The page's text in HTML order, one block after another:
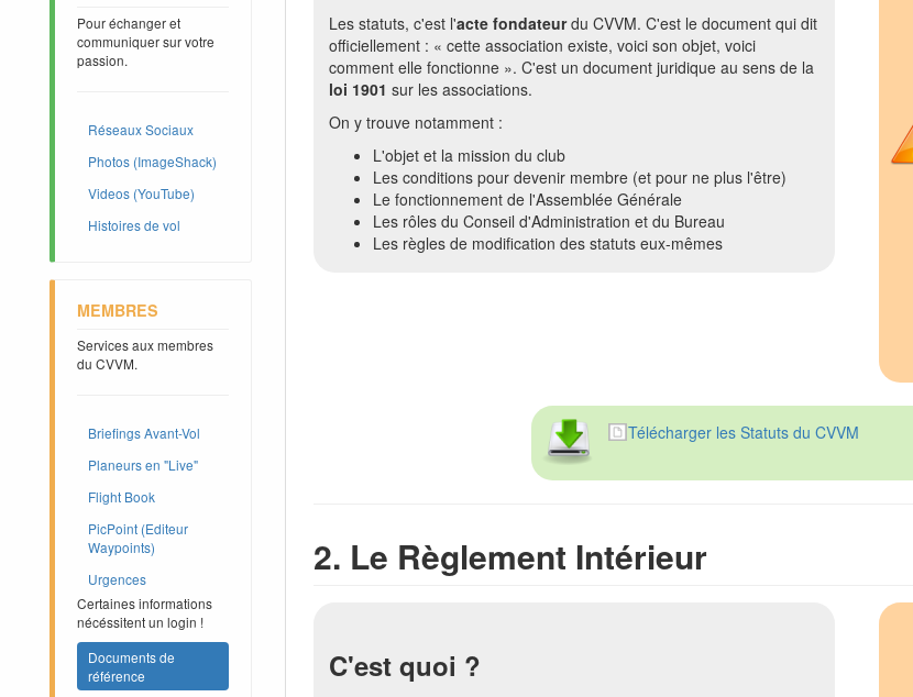
Pour échanger et
communiquer sur votre
passion.
Réseaux Sociaux
Photos (ImageShack)
Videos (YouTube)
Histoires de vol
MEMBRES
Services aux membres
du CVVM.
Briefings Avant-Vol
Planeurs en "Live"
Flight Book
PicPoint (Editeur
Waypoints)
Urgences
Certaines informations
nécéssitent un login !
Documents de
référence
Les statuts, c'est l'acte fondateurdu CVVM. C'est le document qui dit
officiellement : « cette association existe, voici son objet, voici
comment elle fonctionne ». C'est un document juridique au sens de la
loi 1901 sur les associations.
On y trouve notamment :
L'objet et la mission du club
Les conditions pour devenir membre (et pour ne plus l'être)
Le fonctionnement de l'Assemblée Générale
Les rôles du Conseil d'Administration et du Bureau
Les règles de modification des statuts eux-mêmes
Télécharger les Statuts du CVVM
2. Le Règlement Intérieur
C'est quoi ?